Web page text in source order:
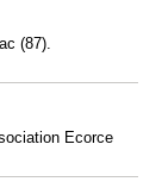
(87).
Ecorce